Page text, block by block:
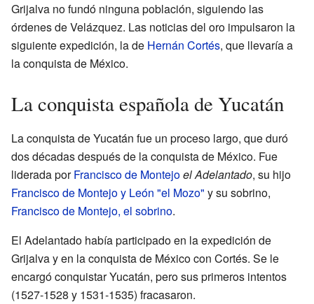
Grijalva no fundó ninguna población, siguiendo las
órdenes de Velázquez. Las noticias del oro impulsaron la
siguiente expedición, la de Hernán Cortés, que llevaría a
la conquista de México.
La conquista española de Yucatán
La conquista de Yucatán fue un proceso largo, que duró
dos décadas después de la conquista de México. Fue
liderada porFrancisco de Montejoel Adelantado, su hijo
Francisco de Montejo y León "el Mozo" y su sobrino,
Francisco de Montejo, el sobrino.
El Adelantado había participado en la expedición de
Grijalva y en la conquista de México con Cortés. Se le
encargó conquistar Yucatán, pero sus primeros intentos
(1527-1528 y 1531-1535) fracasaron.